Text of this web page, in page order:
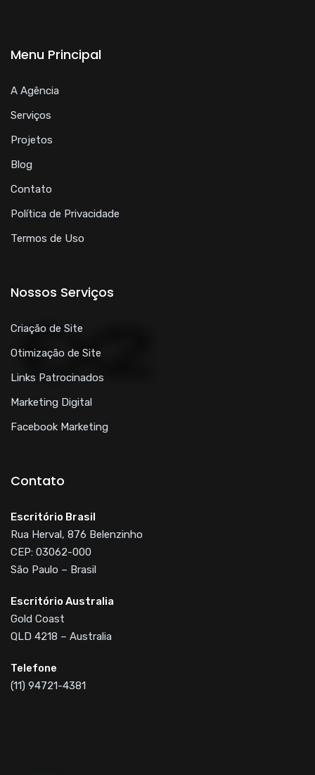
Menu Principal
A Agência
Serviços
Projetos
Blog
Contato
Política de Privacidade
Termos de Uso
Nossos Serviços
Criação de Site
Otimização de Site
Links Patrocinados
Marketing Digital
Facebook Marketing
Contato
Escritório Brasil
Rua Herval, 876 Belenzinho
CEP: 03062-000
São Paulo – Brasil
Escritório Australia
Gold Coast
QLD 4218 – Australia
Telefone
(11) 94721-4381